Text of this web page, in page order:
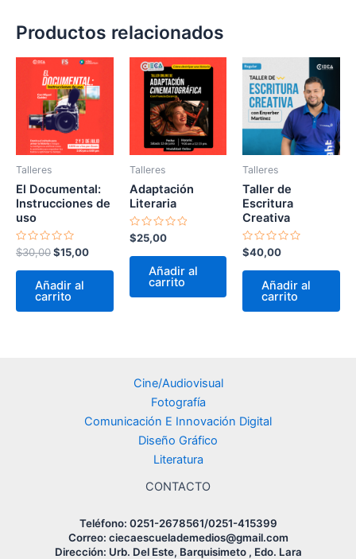
Productos relacionados
Talleres
El Documental:
Instrucciones de
uso
Valorado
en
0
$30,00
Original
price
was:
$30,00.
$15,00
Current
price
is:
$15,00.
Añadir al
carrito
Talleres
Adaptación
Literaria
Valorado
en
0
$25,00
Añadir al
carrito
Talleres
Taller de
Escritura
Creativa
Valorado
en
0
$40,00
Añadir al
carrito
Cine/Audiovisual
Fotografía
Comunicación E Innovación Digital
Diseño Gráfico
Literatura
CONTACTO
Teléfono: 0251-2678561/0251-415399
Correo: ciecaescuelademedios@gmail.com
Dirección: Urb. Del Este, Barquisimeto , Edo. Lara